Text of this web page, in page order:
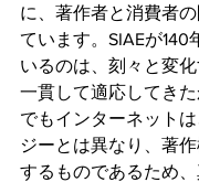
に、著作者と消費者
ています。SIAEが140
いるのは、刻々と変
一貫して適応してき
でもインターネット
ジーとは異なり、著
するものであるため